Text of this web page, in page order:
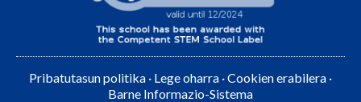
Pribatutasun politika · Lege oharra ·Cookien erabilera ·
Barne Informazio-Sistema